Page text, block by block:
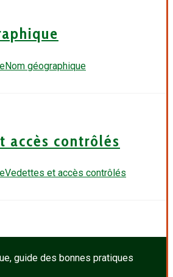
Nom géographique
accès contrôlés
Vedettes et accès contrôlés
guide des bonnes pratiques